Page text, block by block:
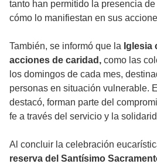
tanto han permitido la presencia
cómo lo manifiestan en sus
También, se informó que la Iglesia
acciones de caridad, como las
los domingos de cada mes,
personas en situación vulnerable.
destacó, forman parte del
fe a través del servicio y la
Al concluir la celebración
reserva del Santísimo